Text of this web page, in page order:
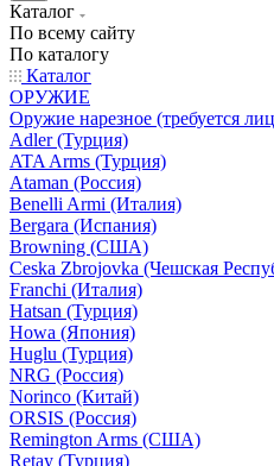
Каталог
По всему сайту
По каталогу
Каталог
ОРУЖИЕ
Оружие нарезное (требуется
Adler (Турция)
ATA Arms (Турция)
Ataman (Россия)
Benelli Armi (Италия)
Bergara (Испания)
Browning (США)
Ceska Zbrojovka (Чешская
Franchi (Италия)
Hatsan (Турция)
Howa (Япония)
Huglu (Турция)
NRG (Россия)
Norinco (Китай)
ORSIS (Россия)
Remington Arms (США)
Retay (Турция)